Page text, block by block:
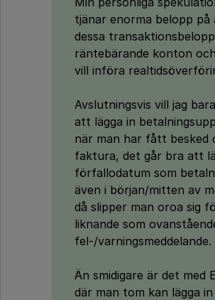
tjänar enorma belopp
dessa
räntebärande konton
vill införa
Avslutningsvis vill jag
att lägga in
när man har fått besked
faktura, det går bra att
förfallodatum som
även i början/mitten av
då slipper man oroa sig
liknande som
fel-/varningsmeddelande.
Än smidigare är det med
där man tom kan lägga